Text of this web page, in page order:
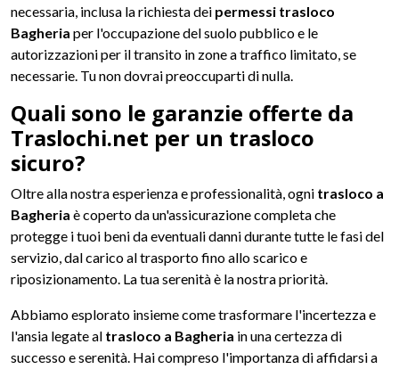
necessaria, inclusa la richiesta dei permessi trasloco
Bagheria per l'occupazione del suolo pubblico e le
autorizzazioni per il transito in zone a traffico limitato, se
necessarie. Tu non dovrai preoccuparti di nulla.
Quali sono le garanzie offerte da
Traslochi.net per un trasloco
sicuro?
Oltre alla nostra esperienza e professionalità, ogni trasloco a
Bagheria è coperto da un'assicurazione completa che
protegge i tuoi beni da eventuali danni durante tutte le fasi del
servizio, dal carico al trasporto fino allo scarico e
riposizionamento. La tua serenità è la nostra priorità.
Abbiamo esplorato insieme come trasformare l'incertezza e
l'ansia legate al trasloco a Bagheria in una certezza di
successo e serenità. Hai compreso l'importanza di affidarsi a